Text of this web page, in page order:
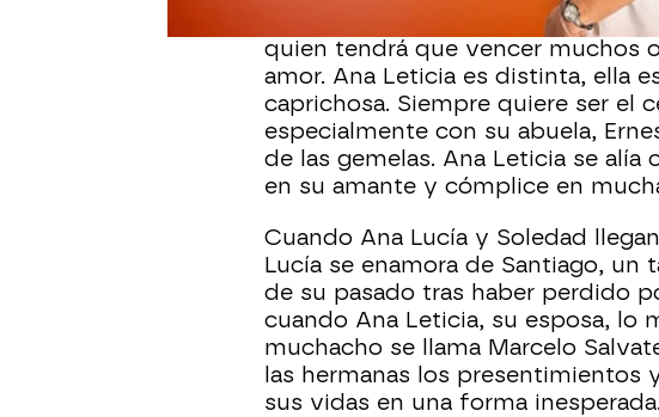
una pierna desde el accidente. Se
quien tendrá que vencer muchos
amor. Ana Leticia es distinta, ella
caprichosa. Siempre quiere ser el
especialmente con su abuela,
de las gemelas. Ana Leticia se
en su amante y cómplice en
Cuando Ana Lucía y Soledad
Lucía se enamora de Santiago, un
de su pasado tras haber perdido
cuando Ana Leticia, su esposa, lo
muchacho se llama Marcelo
las hermanas los presentimientos
sus vidas en una forma inesperada.